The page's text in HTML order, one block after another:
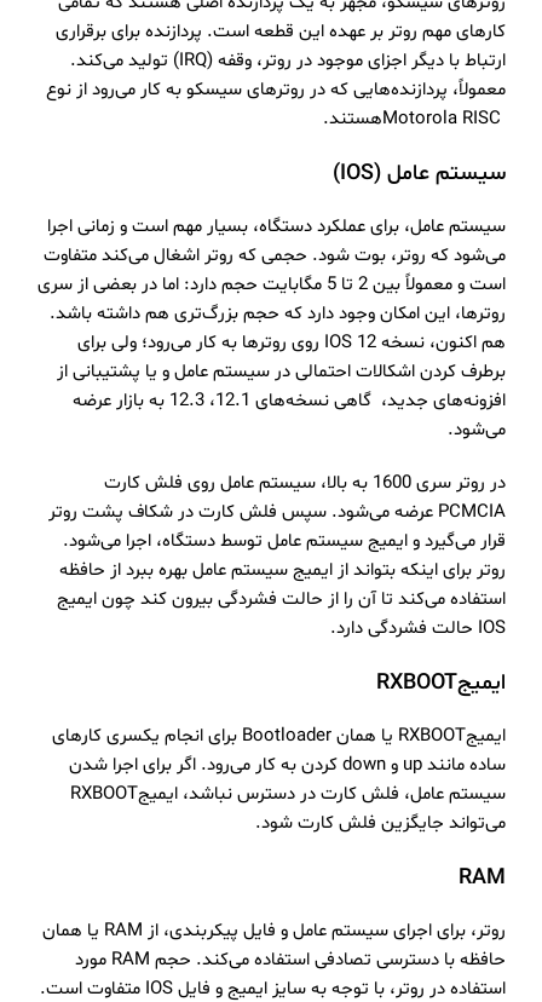
کارهای مهم روتر بر عهده این قطعه است. پردازنده برای برقراری
ارتباط با دیگر اجزای موجود در روتر، وقفه (IRQ) تولید می‌کند.
معمولاً، پردازنده‌هایی که در روترهای سیسکو به کار می‌رود از نوع
سیستم عامل (IOS
)
سیستم عامل، برای عملکرد دستگاه، بسیار مهم است و زمانی اجرا
می‌شود که روتر، بوت شود. حجمی که روتر اشغال می‌کند متفاوت
است و معمولاً بین 2 تا 5 مگابایت حجم دارد: اما در بعضی از سری
روترها، این امکان وجود دارد که حجم بزرگ‌تری هم داشته باشد.
هم اکنون، نسخه IOS 12 روی روترها به کار می‌رود؛ ولی برای
برطرف کردن اشکالات احتمالی در سیستم عامل و یا پشتیبانی از
افزونه‌های جدید، گاهی نسخه‌های 12.1، 12.3 به بازار عرضه
می‌شود.
در روتر سری 1600 به بالا، سیستم عامل روی فلش کارت
PCMCIA عرضه می‌شود. سپس فلش کارت در شکاف پشت روتر
قرار می‌گیرد و ایمیج سیستم عامل توسط دستگاه، اجرا می‌شود.
روتر برای اینکه بتواند از ایمیج سیستم عامل بهره ببرد از حافظه
استفاده می‌کند تا آن را از حالت فشردگی بیرون کند چون ایمیج
IOS حالت فشردگی دارد.
ایمیجRXBOOT
ایمیجRXBOOT یا همان Bootloader برای انجام یکسری کارهای
ساده مانند up و down کردن به کار می‌رود. اگر برای اجرا شدن
سیستم عامل، فلش کارت در دسترس نباشد، ایمیجRXBOOT
می‌تواند جایگزین فلش کارت شود.
RAM
روتر، برای اجرای سیستم عامل و فایل پیکربندی، از RAM یا همان
حافظه با دسترسی تصادفی استفاده می‌کند. حجم RAM مورد
استفاده در روتر، با توجه به سایز ایمیج و فایل IOS متفاوت است.